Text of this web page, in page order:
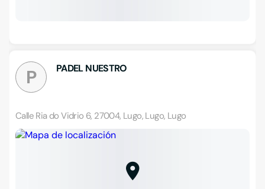
P PADEL NUESTRO
Calle Ria do Vidrio 6, 27004, Lugo, Lugo, Lugo